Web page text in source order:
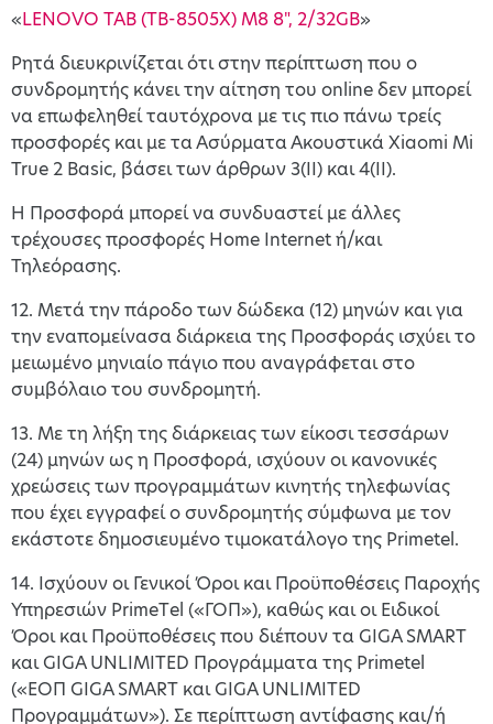
«LENOVO TAB (TB-8505X) M8 8", 2/32GB»
Ρητά διευκρινίζεται ότι στην περίπτωση που ο
συνδρομητής κάνει την αίτηση του online δεν μπορεί
να επωφεληθεί ταυτόχρονα με τις πιο πάνω τρείς
προσφορές και με τα Ασύρματα Ακουστικά Xiaomi Mi
True 2 Basic, βάσει των άρθρων 3(ΙΙ) και 4(II).
H Προσφορά μπορεί να συνδυαστεί με άλλες
τρέχουσες προσφορές Home Internet ή/και
Τηλεόρασης.
12. Μετά την πάροδο των δώδεκα (12) μηνών και για
την εναπομείνασα διάρκεια της Προσφοράς ισχύει το
μειωμένο μηνιαίο πάγιο που αναγράφεται στο
συμβόλαιο του συνδρομητή.
13. Με τη λήξη της διάρκειας των είκοσι τεσσάρων
(24) μηνών ως η Προσφορά, ισχύουν οι κανονικές
χρεώσεις των προγραμμάτων κινητής τηλεφωνίας
που έχει εγγραφεί ο συνδρομητής σύμφωνα με τον
εκάστοτε δημοσιευμένο τιμοκατάλογο της Primetel.
14. Ισχύουν οι Γενικοί Όροι και Προϋποθέσεις Παροχής
Υπηρεσιών PrimeΤel («ΓΟΠ»), καθώς και οι Ειδικοί
Όροι και Προϋποθέσεις που διέπουν τα GIGA SMART
και GIGA UNLIMITED Προγράμματα της Primetel
(«ΕΟΠ GIGA SMART και GIGA UNLIMITED
Προγραμμάτων»). Σε περίπτωση αντίφασης και/ή